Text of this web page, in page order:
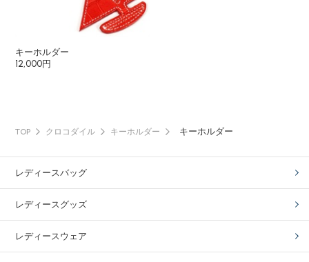
キーホルダー
12,000円
TOP クロコダイル キーホルダー キーホルダー
レディースバッグ
レディースグッズ
レディースウェア